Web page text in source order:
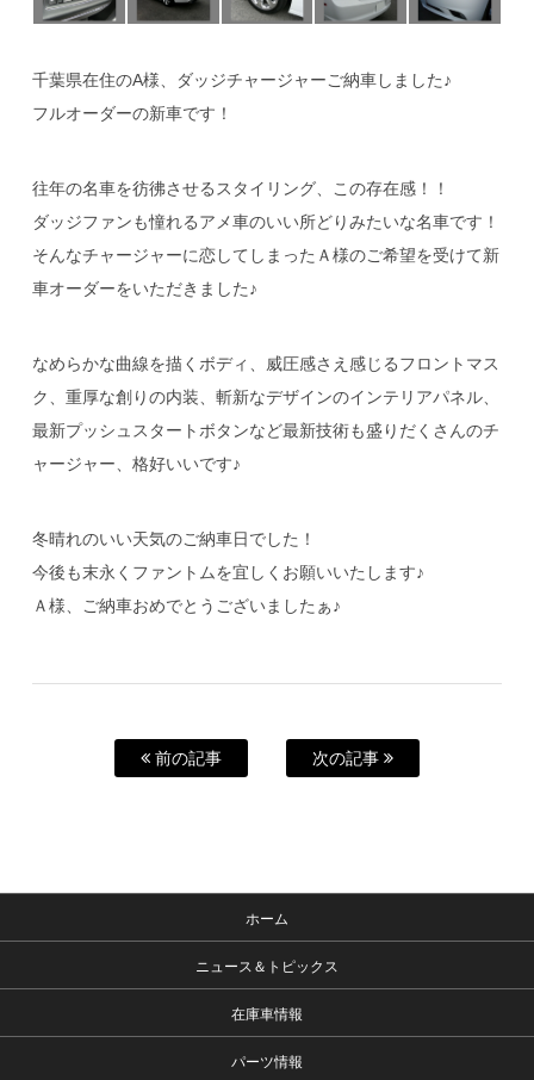
千葉県在住のA様、ダッジチャージャーご納車しました♪
フルオーダーの新車です！
往年の名車を彷彿させるスタイリング、この存在感！！
ダッジファンも憧れるアメ車のいい所どりみたいな名車です！
そんなチャージャーに恋してしまったＡ様のご希望を受けて新
車オーダーをいただきました♪
なめらかな曲線を描くボディ、威圧感さえ感じるフロントマス
ク、重厚な創りの内装、斬新なデザインのインテリアパネル、
最新プッシュスタートボタンなど最新技術も盛りだくさんのチ
ャージャー、格好いいです♪
冬晴れのいい天気のご納車日でした！
今後も末永くファントムを宜しくお願いいたします♪
Ａ様、ご納車おめでとうございましたぁ♪
前の記事 次の記事
ホーム
ニュース＆トピックス
在庫車情報
パーツ情報